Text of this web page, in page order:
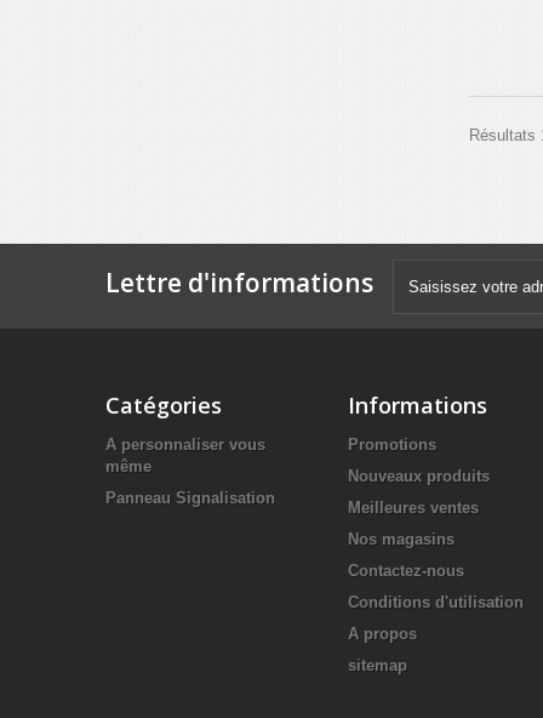
Résultats
Lettre d'informations
Catégories
A personnaliser vous
même
Panneau Signalisation
Informations
Promotions
Nouveaux produits
Meilleures ventes
Nos magasins
Contactez-nous
Conditions d'utilisation
A propos
sitemap